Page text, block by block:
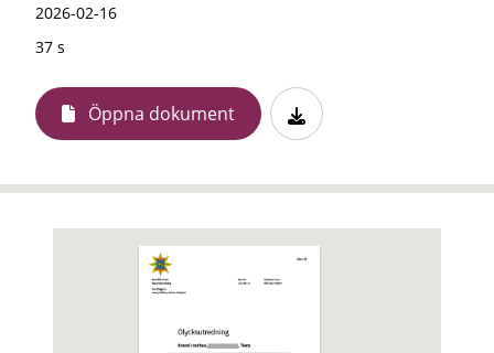
2026-02-16
37 s
Öppna dokument